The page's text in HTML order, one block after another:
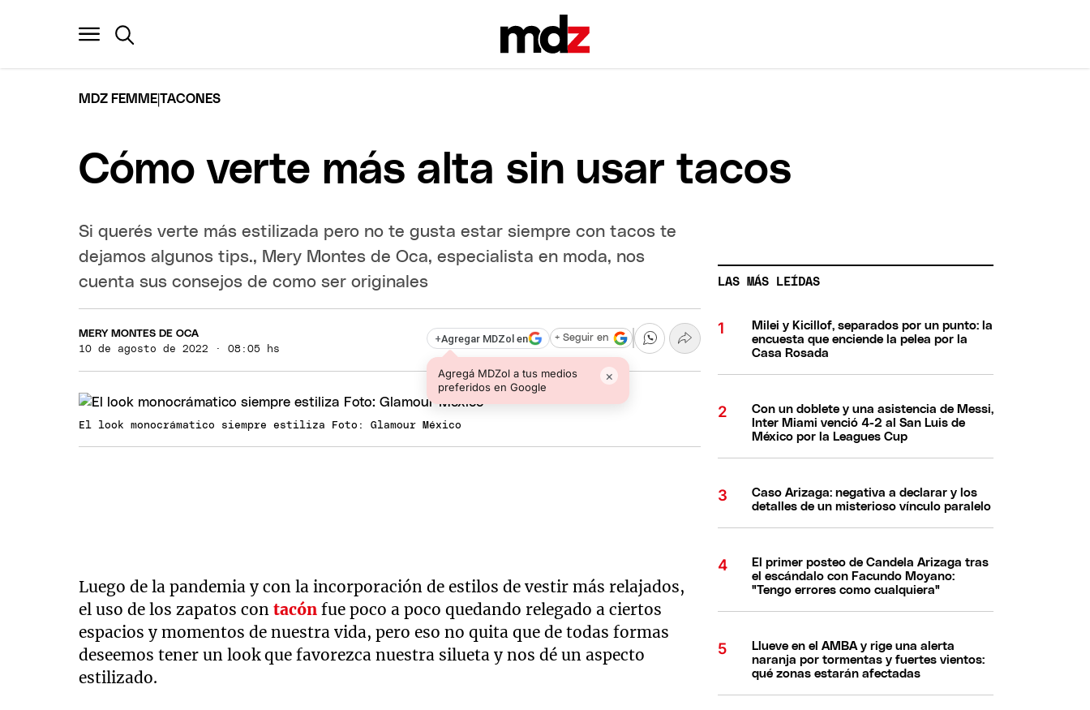
MDZ FEMME|TACONES
Cómo verte más alta sin usar tacos
Si querés verte más estilizada pero no te gusta estar siempre con tacos te
dejamos algunos tips., Mery Montes de Oca, especialista en moda, nos
cuenta sus consejos de como ser originales
MERY MONTES DE OCA
10 de agosto de 2022 · 08:05 hs
+Agregar MDZol en
Agregá MDZol a tus medios
preferidos en Google
×
+ Seguir en
El look monocrámatico siempre estiliza Foto: Glamour México
Luego de la pandemia y con la incorporación de estilos de vestir más relajados,
el uso de los zapatos contacón fue poco a poco quedando relegado a ciertos
espacios y momentos de nuestra vida, pero eso no quita que de todas formas
deseemos tener un look que favorezca nuestra silueta y nos dé un aspecto
estilizado.
LAS MÁS LEÍDAS
Milei y Kicillof, separados por un punto: la
encuesta que enciende la pelea por la
Casa Rosada
Con un doblete y una asistencia de Messi,
Inter Miami venció 4-2 al San Luis de
México por la Leagues Cup
Caso Arizaga: negativa a declarar y los
detalles de un misterioso vínculo paralelo
El primer posteo de Candela Arizaga tras
el escándalo con Facundo Moyano:
"Tengo errores como cualquiera"
Llueve en el AMBA y rige una alerta
naranja por tormentas y fuertes vientos:
qué zonas estarán afectadas